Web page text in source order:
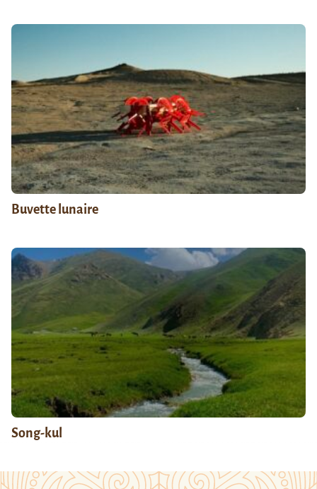
Buvette lunaire
Song-kul